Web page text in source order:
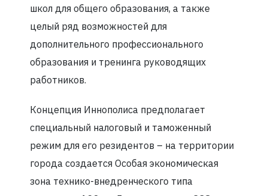
школ для общего образования, а также
целый ряд возможностей для
дополнительного профессионального
образования и тренинга руководящих
работников.
Концепция Иннополиса предполагает
специальный налоговый и таможенный
режим для его резидентов – на территории
города создается Особая экономическая
зона технико-внедренческого типа